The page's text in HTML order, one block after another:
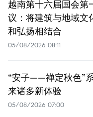
越南第十六届国会第
议：将建筑与地域文
和弘扬相结合
05/08/2026 08:11
“安子——禅定秋色”
来诸多新体验
05/08/2026 07:00